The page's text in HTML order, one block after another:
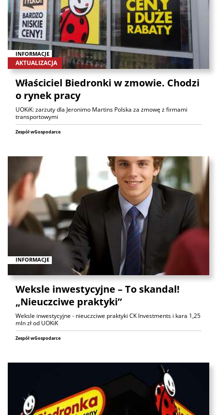
INFORMACJE
AKTUALIZACJA
Właściciel Biedronki w zmowie. Chodzi
o rynek pracy
UOKiK: zarzuty dla Jeronimo Martins Polska za zmowę z firmami
transportowymi
Zespół wGospodarce
INFORMACJE
Weksle inwestycyjne – To skandal!
„Nieuczciwe praktyki”
Weksle inwestycyjne - nieuczciwe praktyki CK Investments i kara 1,25
mln zł od UOKiK
Zespół wGospodarce